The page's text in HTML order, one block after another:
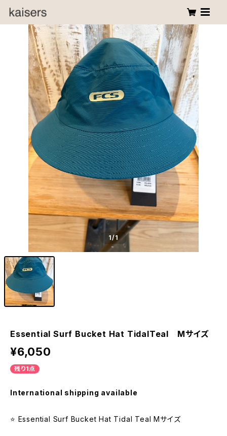
1/1
Essential Surf Bucket Hat TidalTeal Mサイズ
¥6,050
残り1点
International shipping available
⭐️ Essential Surf Bucket Hat Tidal Teal Mサイズ